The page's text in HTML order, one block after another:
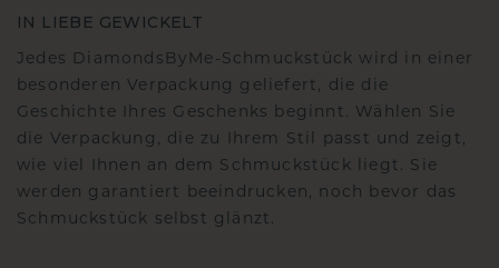
IN LIEBE GEWICKELT
Jedes DiamondsByMe-Schmuckstück wird in einer
besonderen Verpackung geliefert, die die
Geschichte Ihres Geschenks beginnt. Wählen Sie
die Verpackung, die zu Ihrem Stil passt und zeigt,
wie viel Ihnen an dem Schmuckstück liegt. Sie
werden garantiert beeindrucken, noch bevor das
Schmuckstück selbst glänzt.